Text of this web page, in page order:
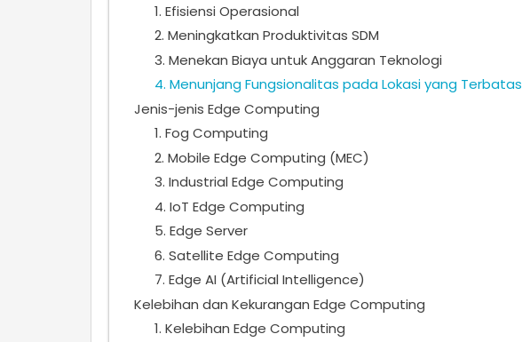
1. Efisiensi Operasional
2. Meningkatkan Produktivitas SDM
3. Menekan Biaya untuk Anggaran Teknologi
4. Menunjang Fungsionalitas pada Lokasi yang Terbatas
Jenis-jenis Edge Computing
1. Fog Computing
2. Mobile Edge Computing (MEC)
3. Industrial Edge Computing
4. IoT Edge Computing
5. Edge Server
6. Satellite Edge Computing
7. Edge AI (Artificial Intelligence)
Kelebihan dan Kekurangan Edge Computing
1. Kelebihan Edge Computing